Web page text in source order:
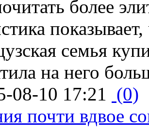
более
семья
на него
08-10 17:21 (0)
почти вдвое